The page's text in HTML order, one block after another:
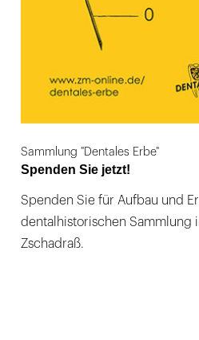
Sammlung "Dentales Erbe"
Spenden Sie jetzt!
Spenden Sie für Aufbau und
dentalhistorischen Sammlung
Zschadraß.